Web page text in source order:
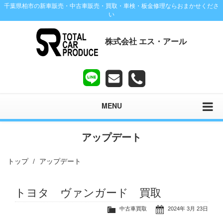
千葉県柏市の新車販売・中古車販売・買取・車検・板金修理ならおまかせくださ
い
株式会社 エス・アール
MENU
アップデート
トップ アップデート
トヨタ ヴァンガード 買取
2024年 3月 23日
中古車買取